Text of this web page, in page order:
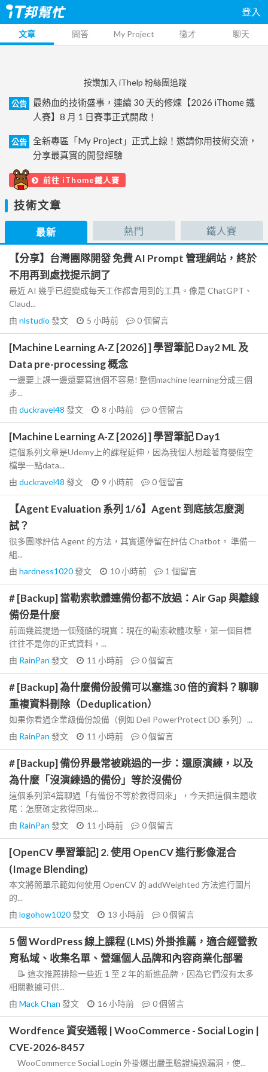
登入
文章 問答 My Project 徵才 聊天
按讚加入 iThelp 粉絲團追蹤
公告
最熱血的技術盛事，連續 30 天的修煉【2026 iThome 鐵
人賽】8 月 1 日賽事正式開啟！
公告
全新專區「My Project」正式上線！邀請你用技術交流，
分享最真實的開發經驗
前往 iThome鐵人賽
技術文章
最新 熱門 鐵人賽
【分享】台灣團隊開發 免費 AI Prompt 管理網站，終於
不用再到處找提示詞了
最近 AI 幾乎已經變成每天工作都會用到的工具。像是 ChatGPT、
Claud...
由 nlstudio 發文 5 小時前 0個留言
[Machine Learning A-Z [2026] ] 學習筆記 Day2 ML 及
Data pre-processing 概念
一邊要上課一邊還要寫這個不容易! 整個machine learning分成三個
步...
由 duckravel48 發文 8 小時前 0個留言
[Machine Learning A-Z [2026] ] 學習筆記 Day1
這個系列文章是Udemy上的課程延伸，因為我個人想趁著育嬰假空
檔學一點data...
由 duckravel48 發文 9 小時前 0個留言
【Agent Evaluation 系列 1/6】Agent 到底該怎麼測
試？
很多團隊評估 Agent 的方法，其實還停留在評估 Chatbot。 準備一
組...
由 hardness1020發文 10 小時前 1 個留言
# [Backup] 當勒索軟體連備份都不放過：Air Gap 與離線
備份是什麼
前面幾篇提過一個殘酷的現實：現在的勒索軟體攻擊，第一個目標
往往不是你的正式資料，...
由 RainPan 發文 11 小時前 0個留言
# [Backup] 為什麼備份設備可以塞進 30 倍的資料？聊聊
重複資料刪除（Deduplication）
如果你看過企業級備份設備（例如 Dell PowerProtect DD 系列）...
由 RainPan 發文 11 小時前 0個留言
# [Backup] 備份界最常被跳過的一步：還原演練，以及
為什麼「沒演練過的備份」等於沒備份
這個系列第4篇聊過「有備份不等於救得回來」，今天把這個主題收
尾：怎麼確定救得回來...
由 RainPan 發文 11 小時前 0個留言
[OpenCV 學習筆記] 2. 使用 OpenCV 進行影像混合
(Image Blending)
本文將簡單示範如何使用 OpenCV 的 addWeighted 方法進行圖片
的...
由 logohow1020發文 13 小時前 0個留言
5 個 WordPress 線上課程 (LMS) 外掛推薦，適合經營教
育私域、收集名單、營運個人品牌和內容商業化部署
📝 這次推薦排除一些近 1 至 2 年的新進品牌，因為它們沒有太多
相關數據可供...
由 Mack Chan 發文 16 小時前 0個留言
Wordfence 資安通報 | WooCommerce - Social Login |
CVE-2026-8457
WooCommerce Social Login 外掛爆出嚴重驗證繞過漏洞，使...